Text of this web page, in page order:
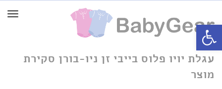
עגלת יויו פלוס בייבי זן ניו-בורן סקירת
מוצר
פתח סרגל נגישות